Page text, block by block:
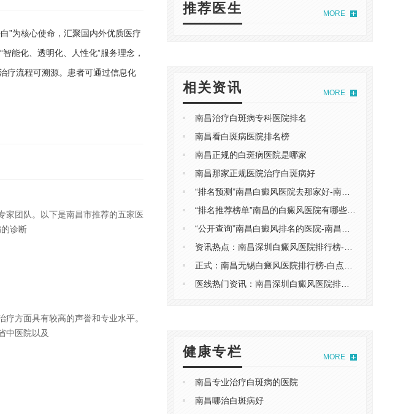
”为核心使命，汇聚国内外优质医疗
能化、透明化、人性化”服务理念，
疗流程可溯源。患者可通过信息化
团队。以下是南昌市推荐的五家医
诊断
方面具有较高的声誉和专业水平。
中医院以及
推荐医生 MORE
相关资讯 MORE
南昌治疗白斑病专科医院排名
南昌看白斑病医院排名榜
南昌正规的白斑病医院是哪家
南昌那家正规医院治疗白斑病好
“排名预测”南昌白癜风医院去那家好-南昌白癜风到哪治好
“排名推荐榜单”南昌的白癜风医院有哪些-南昌专业的白癜风医院在哪里
“公开查询”南昌白癜风排名的医院-南昌白癜风医院哪家好一些
资讯热点：南昌深圳白癜风医院排行榜-白点癫风会遗传第三代遗传吗
正式：南昌无锡白癜风医院排行榜-白点癫风的形成原因有哪些
医线热门资讯：南昌深圳白癜风医院排行榜-白癫风由什么引起的
健康专栏 MORE
南昌专业治疗白斑病的医院
南昌哪治白斑病好